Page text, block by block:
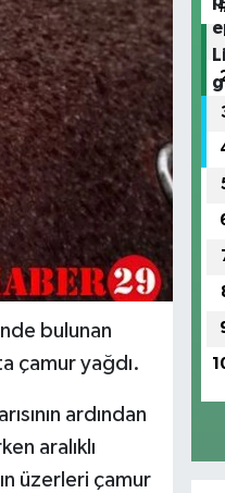
bulunan
çamur yağdı.
ardından
aralıklı
üzerleri çamur
1